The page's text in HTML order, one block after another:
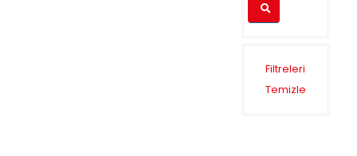
Filtreleri
Temizle